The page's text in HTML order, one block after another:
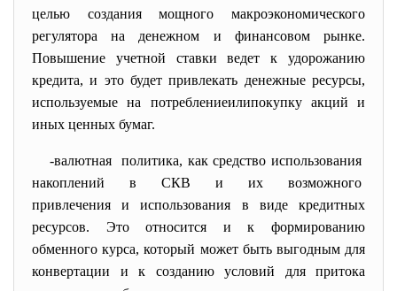
целью создания мощного макроэкономического
регулятора на денежном и финансовом рынке.
Повышение учетной ставки ведет к удорожанию
кредита, и это будет привлекать денежные ресурсы,
используемые на потреблениеилипокупку акций и
иных ценных бумаг.
-валютная политика, как средство использования
накоплений в СКВ и их возможного
привлечения и использования в виде кредитных
ресурсов. Это относится и к формированию
обменного курса, который может быть выгодным для
конвертации и к созданию условий для притока